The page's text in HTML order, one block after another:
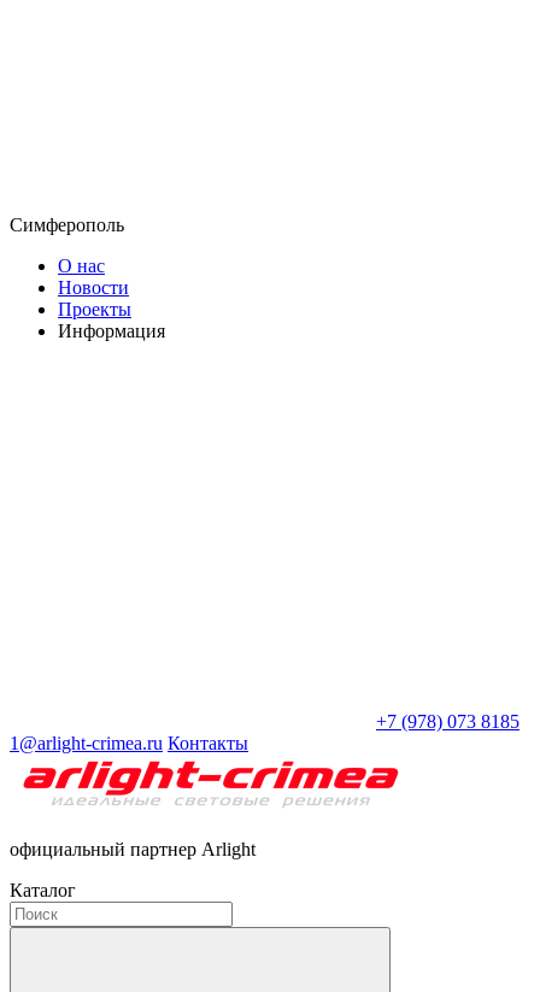
Симферополь
О нас
Новости
Проекты
Информация
+7 (978) 073 8185
1@arlight-crimea.ru Контакты
официальный партнер Arlight
Каталог